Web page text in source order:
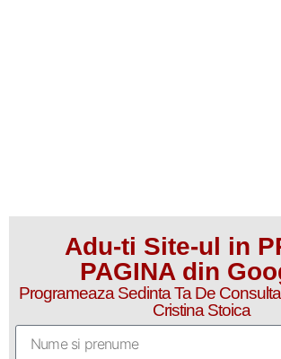
Adu-ti Site-ul in
PAGINA din
Programeaza Sedinta Ta De
Cristina Stoica